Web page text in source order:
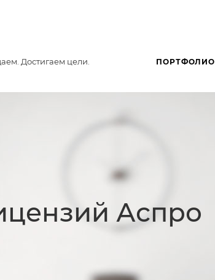
Достигаем цели. ПОРТФОЛИО
Аспро